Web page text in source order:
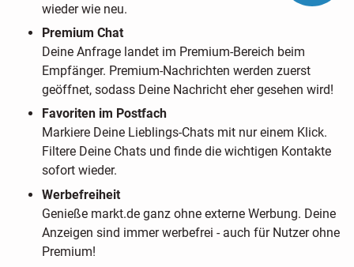
wieder wie neu.
Premium Chat
Deine Anfrage landet im Premium-Bereich beim
Empfänger. Premium-Nachrichten werden zuerst
geöffnet, sodass Deine Nachricht eher gesehen wird!
Favoriten im Postfach
Markiere Deine Lieblings-Chats mit nur einem Klick.
Filtere Deine Chats und finde die wichtigen Kontakte
sofort wieder.
Werbefreiheit
Genieße markt.de ganz ohne externe Werbung. Deine
Anzeigen sind immer werbefrei - auch für Nutzer ohne
Premium!